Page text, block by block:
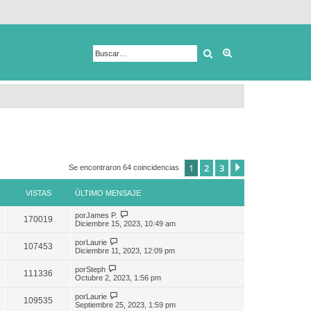
Buscar
Se encontraron 64 coincidencias 1 2 3
VISTAS ÚLTIMO MENSAJE
170019 porJames P.
Diciembre 15, 2023, 10:49 am
107453 porLaurie
Diciembre 11, 2023, 12:09 pm
111336 porSteph
Octubre 2, 2023, 1:56 pm
109535 porLaurie
Septiembre 25, 2023, 1:59 pm